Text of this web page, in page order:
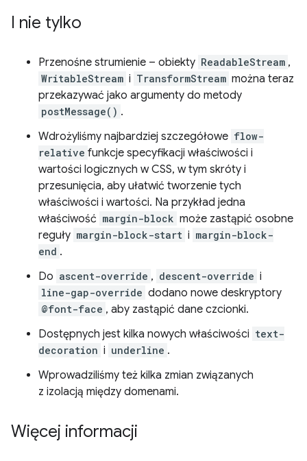
I nie tylko
Przenośne strumienie – obiekty ReadableStream ,
WritableStream i TransformStream można teraz
przekazywać jako argumenty do metody
postMessage() .
Wdrożyliśmy najbardziej szczegółowe flow-
relative funkcje specyfikacji właściwości i
wartości logicznych w CSS, w tym skróty i
przesunięcia, aby ułatwić tworzenie tych
właściwości i wartości. Na przykład jedna
właściwość margin-block może zastąpić osobne
reguły margin-block-start i margin-block-
end .
Do ascent-override , descent-override i
line-gap-override dodano nowe deskryptory
@font-face , aby zastąpić dane czcionki.
Dostępnych jest kilka nowych właściwości text-
decoration i underline .
Wprowadziliśmy też kilka zmian związanych
z izolacją między domenami.
Więcej informacji